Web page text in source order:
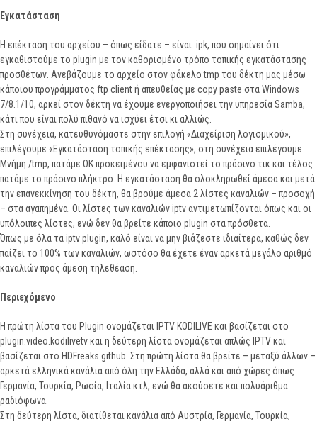
Εγκατάσταση
Η επέκταση του αρχείου – όπως είδατε – είναι .ipk, που σημαίνει ότι
εγκαθιστούμε το plugin με τον καθορισμένο τρόπο τοπικής εγκατάστασης
προσθέτων. Ανεβάζουμε το αρχείο στον φάκελο tmp του δέκτη μας μέσω
κάποιου προγράμματος ftp client ή απευθείας με copy paste στα Windows
7/8.1/10, αρκεί στον δέκτη να έχουμε ενεργοποιήσει την υπηρεσία Samba,
κάτι που είναι πολύ πιθανό να ισχύει έτσι κι αλλιώς.
Στη συνέχεια, κατευθυνόμαστε στην επιλογή «Διαχείριση λογισμικού»,
επιλέγουμε «Εγκατάσταση τοπικής επέκτασης», στη συνέχεια επιλέγουμε
Μνήμη /tmp, πατάμε ΟΚ προκειμένου να εμφανιστεί το πράσινο τικ και τέλος
πατάμε το πράσινο πλήκτρο. Η εγκατάσταση θα ολοκληρωθεί άμεσα και μετά
την επανεκκίνηση του δέκτη, θα βρούμε άμεσα 2 λίστες καναλιών – προσοχή
– στα αγαπημένα. Οι λίστες των καναλιών iptv αντιμετωπίζονται όπως και οι
υπόλοιπες λίστες, ενώ δεν θα βρείτε κάποιο plugin στα πρόσθετα.
Όπως με όλα τα iptv plugin, καλό είναι να μην βιάζεστε ιδιαίτερα, καθώς δεν
παίζει το 100% των καναλιών, ωστόσο θα έχετε έναν αρκετά μεγάλο αριθμό
καναλιών προς άμεση τηλεθέαση.
Περιεχόμενο
Η πρώτη λίστα του Plugin ονομάζεται IPTV KODILIVE και βασίζεται στο
plugin.video.kodilivetv και η δεύτερη λίστα ονομάζεται απλώς IPTV και
βασίζεται στο HDFreaks github. Στη πρώτη λίστα θα βρείτε – μεταξύ άλλων –
αρκετά ελληνικά κανάλια από όλη την Ελλάδα, αλλά και από χώρες όπως
Γερμανία, Τουρκία, Ρωσία, Ιταλία κτλ, ενώ θα ακούσετε και πολυάριθμα
ραδιόφωνα.
Στη δεύτερη λίστα, διατίθεται κανάλια από Αυστρία, Γερμανία, Τουρκία,